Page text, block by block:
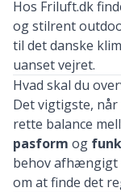
Hos Friluft.dk
ogstilrent
til detdanske
uansetvejret.
Hvad skal du
Detvigtigste, når
rette balance
pasform og
behovafhængigt
om atfinde det